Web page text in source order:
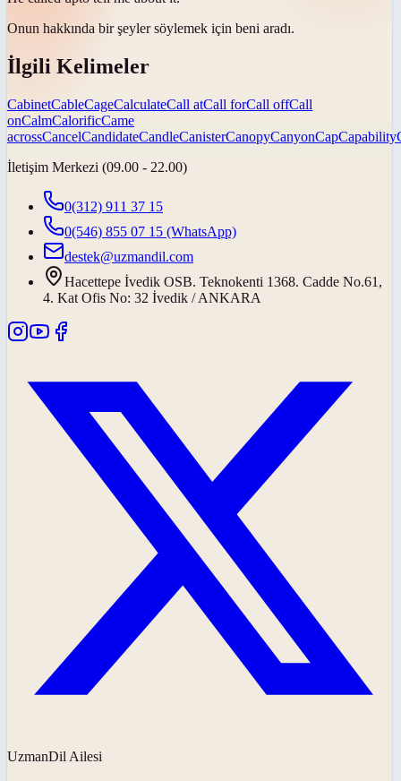
Onun hakkında bir şeyler söylemek için beni aradı.
İlgili Kelimeler
CabinetCableCageCalculateCall atCall forCall offCall
onCalmCalorificCame
acrossCancelCandidateCandleCanisterCanopyCanyonCapCapability
İletişim Merkezi (09.00 - 22.00)
0(312) 911 37 15
0(546) 855 07 15 (WhatsApp)
destek@uzmandil.com
Hacettepe İvedik OSB. Teknokenti 1368. Cadde No.61,
4. Kat Ofis No: 32 İvedik / ANKARA
UzmanDil Ailesi